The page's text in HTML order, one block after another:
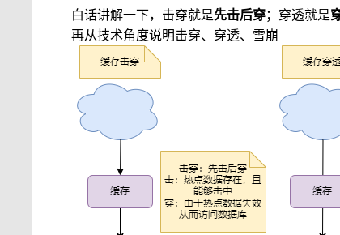
白话讲解一下，击穿就是先击后穿；穿透就是
再从技术角度说明击穿、穿透、雪崩